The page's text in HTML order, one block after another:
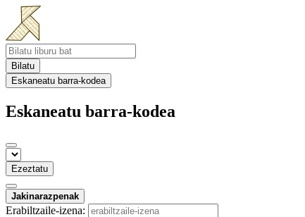
Bilatu
Eskaneatu barra-kodea
Eskaneatu barra-kodea
Ezeztatu
Jakinarazpenak
Erabiltzaile-izena: